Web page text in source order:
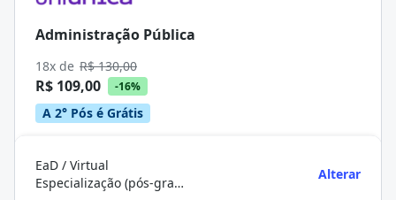
Administração Pública
18x de R$ 130,00
R$ 109,00 -16%
A 2° Pós é Grátis
EaD / Virtual
Especialização (pós-graduação)
Alterar